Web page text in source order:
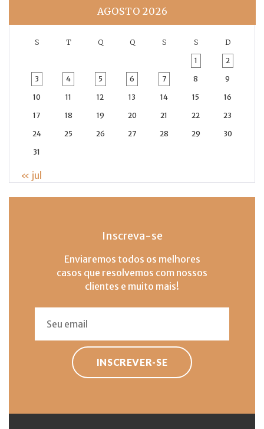
AGOSTO 2026
S T Q Q S S D
1 2
3 4 5 6 7 8 9
10 11 12 13 14 15 16
17 18 19 20 21 22 23
24 25 26 27 28 29 30
31
« jul
Inscreva-se
Enviaremos todos os melhores
casos que resolvemos com nossos
clientes e muito mais!
INSCREVER-SE